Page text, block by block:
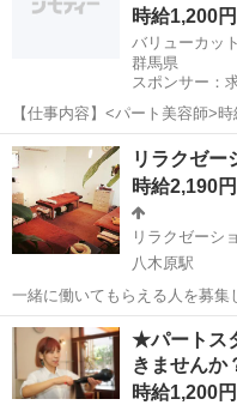
時給1,200
バリューカッ
群馬県
スポンサー：
【仕事内容】<パート美容師>
活かして高時給! <募集職種>
スタントとして 美容師 スタイ
ます。 主なお仕事...
アルバイト・パート
リラクゼー
時給2,190円
リラクゼーシ
八木原駅
一緒に働いてもらえる人を募
日単位で出れる方を優先します。(週1回か
月給制もご相談可能です。 ※
務委託がメインですが、ま...
群馬 渋川市 八木原駅
★パートス
きません
時給1,200円